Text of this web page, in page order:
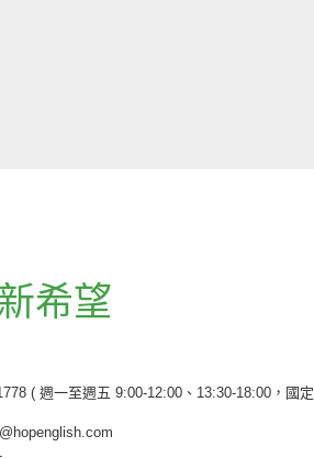
希望
( 週一至週五 9:00-12:00、13:30-18:00，國定